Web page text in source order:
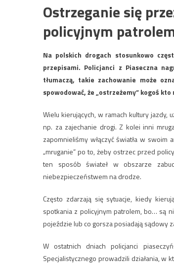
Ostrzeganie się
policyjnym
Na polskich drogach stosunkowo
przepisami. Policjanci z Piaseczna
tłumaczą, takie zachowanie może
spowodować, że „ostrzeżemy” kogoś
Wielu kierujących, w ramach kultury
np. za zajechanie drogi. Z kolei inni
zapomnieliśmy włączyć światła w
„mruganie” po to, żeby ostrzec przed
ten sposób świateł w obszarze
niebezpieczeństwem na drodze.
Często zdarzają się sytuacje, kiedy
spotkania z policyjnym patrolem, bo… są
pojeździe lub co gorsza posiadają sądowy
W ostatnich dniach policjanci
Specjalistycznego prowadzili działania, w